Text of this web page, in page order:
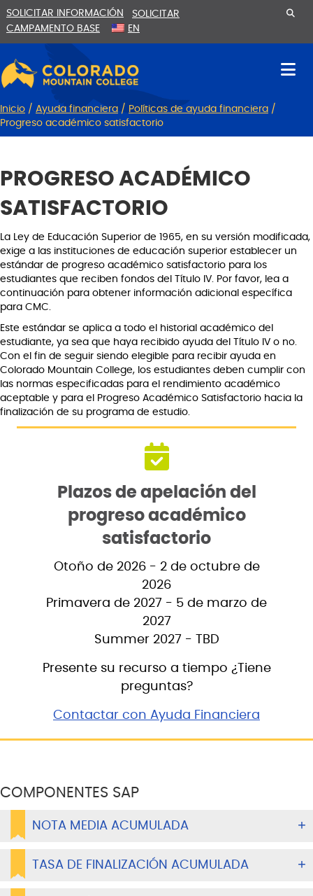
al
contenido
la
navegación
SOLICITAR INFORMACIÓN
SOLICITAR
CAMPAMENTO BASE
EN
Inicio / Ayuda financiera / Políticas de ayuda financiera /
Progreso académico satisfactorio
PROGRESO ACADÉMICO
SATISFACTORIO
La Ley de Educación Superior de 1965, en su versión modificada,
exige a las instituciones de educación superior establecer un
estándar de progreso académico satisfactorio para los
estudiantes que reciben fondos del Título IV. Por favor, lea a
continuación para obtener información adicional específica
para CMC.
Este estándar se aplica a todo el historial académico del
estudiante, ya sea que haya recibido ayuda del Título IV o no.
Con el fin de seguir siendo elegible para recibir ayuda en
Colorado Mountain College, los estudiantes deben cumplir con
las normas especificadas para el rendimiento académico
aceptable y para el Progreso Académico Satisfactorio hacia la
finalización de su programa de estudio.
Plazos de apelación del
progreso académico
satisfactorio
Otoño de 2026 - 2 de octubre de
2026
Primavera de 2027 - 5 de marzo de
2027
Summer 2027 - TBD
Presente su recurso a tiempo ¿Tiene
preguntas?
Contactar con Ayuda Financiera
COMPONENTES SAP
NOTA MEDIA ACUMULADA
TASA DE FINALIZACIÓN ACUMULADA